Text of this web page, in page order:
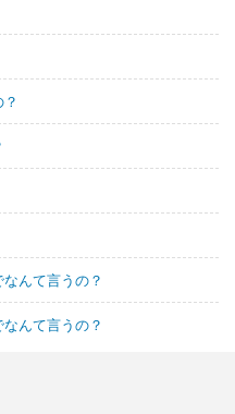
んて言うの？
んて言うの？